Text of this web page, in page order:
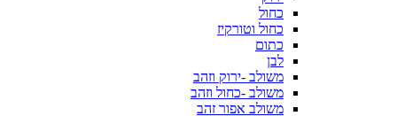
כחול
כחול וטורקיז
כתום
לבן
משולב -ירוק וזהב
משולב -כחול וזהב
משולב אפור זהב